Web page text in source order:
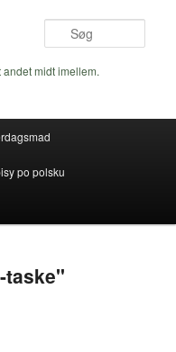
andet midt imellem.
po polsku
taske"